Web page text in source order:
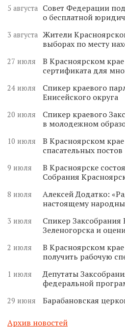
5 августа
Совет Федерации
о бесплатной
3 августа Жители
выборах по месту
27 июля
В Красноярском
сертификата для
24 июля
Спикер краевого
Енисейского округа
20 июля
Спикер краевого
в молодежном
10 июля
В Красноярском
спасательных постов
9 июля
В Красноярске
Собрания
8 июля
Алексей Додатко:
настоящему
3 июля
Спикер Заксобрания
Зеленогорска и
2 июля
В Красноярском
получить рабочую
1 июля
Депутаты
федеральной
29 июня Барабановская
Архив новостей